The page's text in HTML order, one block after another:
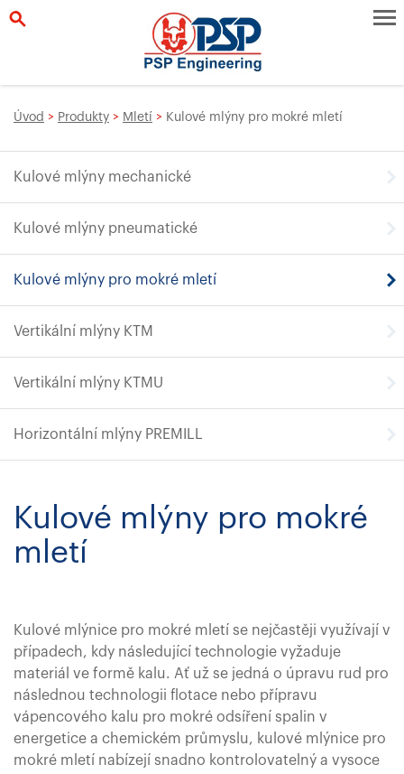
Úvod > Produkty > Mletí > Kulové mlýny pro mokré mletí
Kulové mlýny mechanické
Kulové mlýny pneumatické
Kulové mlýny pro mokré mletí
Vertikální mlýny KTM
Vertikální mlýny KTMU
Horizontální mlýny PREMILL
Kulové mlýny pro mokré
mletí
Kulové mlýnice pro mokré mletí se nejčastěji využívají v
případech, kdy následující technologie vyžaduje
materiál ve formě kalu. Ať už se jedná o úpravu rud pro
následnou technologii flotace nebo přípravu
vápencového kalu pro mokré odsíření spalin v
energetice a chemickém průmyslu, kulové mlýnice pro
mokré mletí nabízejí snadno kontrolovatelný a vysoce